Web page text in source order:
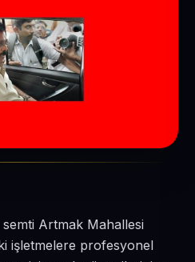
semti Artmak Mahallesi
işletmelere profesyonel